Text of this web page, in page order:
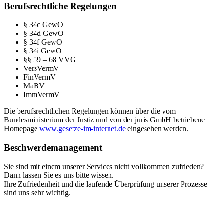
Berufsrechtliche Regelungen
§ 34c GewO
§ 34d GewO
§ 34f GewO
§ 34i GewO
§§ 59 – 68 VVG
VersVermV
FinVermV
MaBV
ImmVermV
Die berufsrechtlichen Regelungen können über die vom
Bundesministerium der Justiz und von der juris GmbH betriebene
Homepage www.gesetze-im-internet.de eingesehen werden.
Beschwerdemanagement
Sie sind mit einem unserer Services nicht vollkommen zufrieden?
Dann lassen Sie es uns bitte wissen.
Ihre Zufriedenheit und die laufende Überprüfung unserer Prozesse
sind uns sehr wichtig.